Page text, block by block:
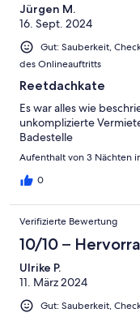
Jürgen M.
16. Sept. 2024
Gut: Sauberkeit,
des Onlineauftritts
Reetdachkate
Es war alles wie
unkomplizierte
Badestelle
Aufenthalt von 3 Nächten
0
Verifizierte Bewertung
10/10 –
Ulrike P.
11. März 2024
Gut: Sauberkeit,